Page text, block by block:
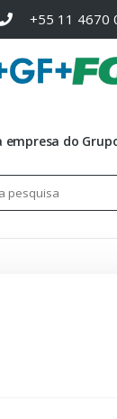
+55 11 4670
empresa do